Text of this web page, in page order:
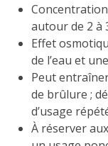
autour de 2 à
Effet
de l’eau et
Peut
de brûlure ;
d’usage
À réserver